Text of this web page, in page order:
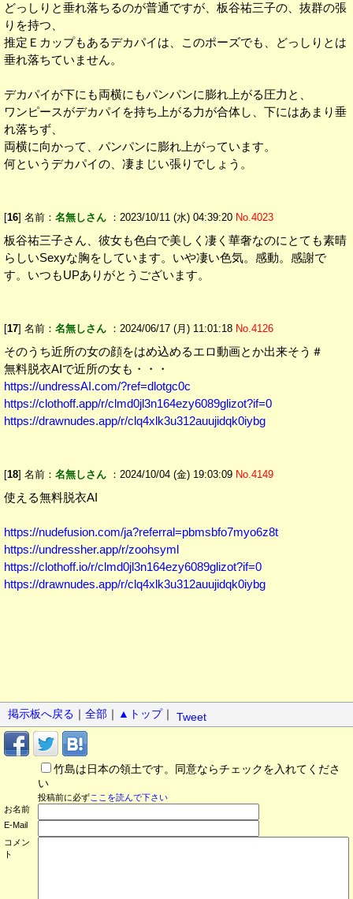
どっしりと垂れ落ちるのが普通ですが、板谷祐三子の、抜群の張
りを持つ、
推定Ｅカップもあるデカパイは、このポーズでも、どっしりとは
垂れ落ちていません。
デカパイが下にも両横にもパンパンに膨れ上がる圧力と、
ワンピースがデカパイを持ち上がる力が合体し、下にはあまり垂
れ落ちず、
両横に向かって、パンパンに膨れ上がっています。
何というデカパイの、凄まじい張りでしょう。
[16] 名前： 名無しさん ：2023/10/11 (水) 04:39:20 No.4023
板谷祐三子さん、彼女も色白で美しく凄く華奢なのにとても素晴
らしいSexyな胸をしています。いや凄い色気。感動。感謝で
す。いつもUPありがとうございます。
[17] 名前： 名無しさん ：2024/06/17 (月) 11:01:18 No.4126
そのうち近所の女の顔をはめ込めるエロ動画とか出来そう＃
無料脱衣AIで近所の女も・・・
https://undressAI.com/?ref=dlotgc0c
https://clothoff.app/r/clmd0jl3n164ezy6089glizot?if=0
https://drawnudes.app/r/clq4xlk3u312auujidqk0iybg
[18] 名前： 名無しさん ：2024/10/04 (金) 19:03:09 No.4149
使える無料脱衣AI
https://nudefusion.com/ja?referral=pbmsbfo7myo6z8t
https://undressher.app/r/zoohsyml
https://clothoff.io/r/clmd0jl3n164ezy6089glizot?if=0
https://drawnudes.app/r/clq4xlk3u312auujidqk0iybg
掲示板へ戻る 全部 ▲トップ｜ Tweet
竹島は日本の領土です。同意ならチェックを入れてくださ
い
投稿前に必ずここを読んで下さい
お名前
E-Mail
コメン
ト